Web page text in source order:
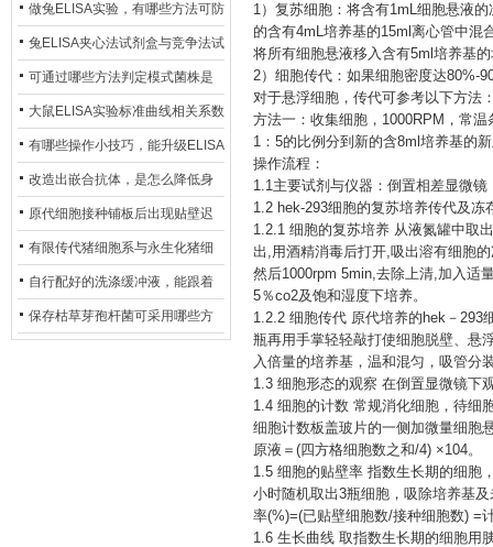
做兔ELISA实验，有哪些方法可防
止平台效应发生？
兔ELISA夹心法试剂盒与竞争法试
剂盒，适用检测场景存在哪些差
异？
可通过哪些方法判定模式菌株是
否存在杂菌污染？
大鼠ELISA实验标准曲线相关系数
偏低，可从哪些维度开展问题排
查？
有哪些操作小技巧，能升级ELISA
的LOD与LOQ性能？
改造出嵌合抗体，是怎么降低身
体生成抗鼠抗体（HAMA）的？
原代细胞接种铺板后出现贴壁迟
缓、悬浮细胞数量偏多的现象的
主要诱因
有限传代猪细胞系与永生化猪细
胞系，二者在增殖存活周期上有
什么区别？
自行配好的洗涤缓冲液，能跟着
试剂盒原装干粉放一处储存吗？
保存枯草芽孢杆菌可采用哪些方
1）复苏细胞：将含有1mL细胞悬液
的含有4mL培养基的15ml离心管中混
将所有细胞悬液移入含有5ml培养基
2）细胞传代：如果细胞密度达80%-
对于悬浮细胞，传代可参考以下方法
方法一：收集细胞， 1000RPM，常
1：5的比例分到新的含8ml培养基的
操作流程：
1.1主要试剂与仪器：倒置相差显微
1.2 hek-293细胞的复苏培养传代及冻
1.2.1 细胞的复苏培养 从液氮罐中取
出,用酒精消毒后打开,吸出溶有细胞
然后1000rpm 5min,去除上清,加入适
5％co2及饱和湿度下培养。
1.2.2 细胞传代 原代培养的hek－293
瓶再用手掌轻轻敲打使细胞脱壁、悬
入倍量的培养基，温和混匀，吸管分
1.3 细胞形态的观察 在倒置显微镜下
1.4 细胞的计数 常规消化细胞，待细
细胞计数板盖玻片的一侧加微量细胞
原液＝(四方格细胞数之和/4) ×104。
1.5 细胞的贴壁率 指数生长期的细胞
小时随机取出3瓶细胞，吸除培养基
率(%)=(已贴壁细胞数/接种细胞数) =
1.6 生长曲线 取指数生长期的细胞用